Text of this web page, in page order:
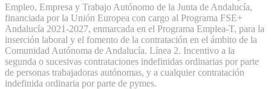
Empleo, Empresa y Trabajo Autónomo de la Junta de Andalucía,
financiada por la Unión Europea con cargo al Programa FSE+
Andalucía 2021-2027, enmarcada en el Programa Emplea-T, para la
inserción laboral y el fomento de la contratación en el ámbito de la
Comunidad Autónoma de Andalucía. Línea 2. Incentivo a la
segunda o sucesivas contrataciones indefinidas ordinarias por parte
de personas trabajadoras autónomas, y a cualquier contratación
indefinida ordinaria por parte de pymes.